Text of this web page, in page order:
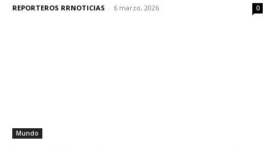
REPORTEROS RRNOTICIAS - 6 marzo, 2026 0
Mundo